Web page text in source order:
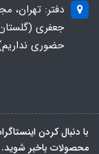
دفتر: تهران،
جعفری
حضوری
با دنبال کردن
محصولات باخبر شوید.